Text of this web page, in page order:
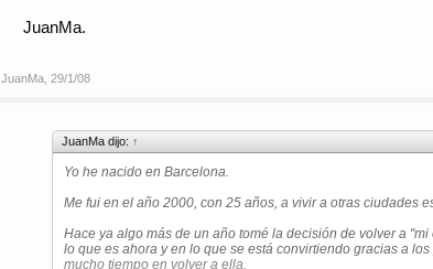
JuanMa.
JuanMa 29/1/08
JuanMa dijo: ↑
Yo he nacido en Barcelona.
Me fui en el año 2000, con 25 años, a vivir a otras ciudades
Hace ya algo más de un año tomé la decisión de volver a
lo que es ahora y en lo que se está convirtiendo gracias a
mucho tiempo en volver a ella.